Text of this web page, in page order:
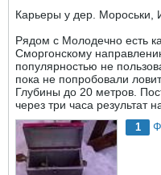
Карьеры у дер. Мороськи,
Рядом с Молодечно есть
Сморгонскому
популярностью не
пока не попробовали
Глубины до 20 метров.
через три часа результат
1